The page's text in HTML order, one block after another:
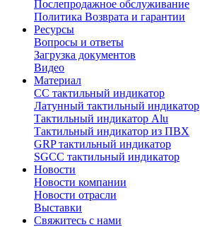
Послепродажное обслуживание
Политика Возврата и гарантии
Ресурсы
Вопросы и ответы
Загрузка документов
Видео
Материал
СС тактильный индикатор
Латунный тактильный индикатор
Тактильный индикатор Alu
Тактильный индикатор из ПВХ
GRP тактильный индикатор
SGCC тактильный индикатор
Новости
Новости компании
Новости отрасли
Выставки
Свяжитесь с нами